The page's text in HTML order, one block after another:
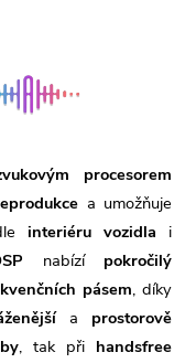
procesorem
a umožňuje
interiéru vozidla i
nabízí pokročilý
pásem, díky
a prostorově
, tak při handsfree